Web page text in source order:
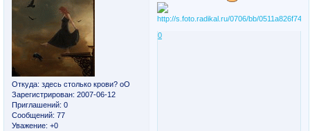
Откуда: здесь столько крови? оО
Зарегистрирован: 2007-06-12
Приглашений: 0
Сообщений: 77
Уважение: +0
0